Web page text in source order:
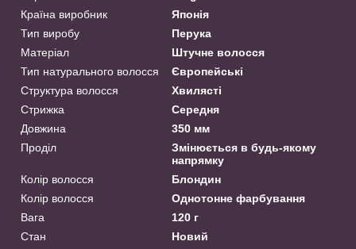
Країна виробник
Японія
Тип виробу
Перука
Матеріал
Штучне волосся
Тип натурального волосся
Європейські
Структура волосся
Хвилясті
Стрижка
Середня
Довжина
350 мм
Проділ
Змінюється в будь-якому
напрямку
Колір волосся
Блондин
Колір волосся
Однотонне фарбування
Вага
120 г
Стан
Новий